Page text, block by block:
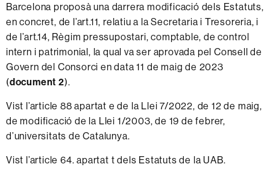
Barcelona proposà una darrera modificació dels Estatuts,
en concret, de l’art.11, relatiu a la Secretaria i Tresoreria, i
de l’art.14, Règim pressupostari, comptable, de control
intern i patrimonial, la qual va ser aprovada pel Consell de
Govern del Consorci en data 11 de maig de 2023
(document 2).
Vist l’article 88 apartat ede la Llei 7/2022, de 12 de maig,
de modificació de la Llei 1/2003, de 19 de febrer,
d’universitats de Catalunya.
Vist l’article 64. apartat t dels Estatuts de la UAB.